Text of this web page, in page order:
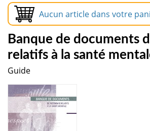
Aucun article dans votre
Banque de documents
relatifs à la santé
Guide